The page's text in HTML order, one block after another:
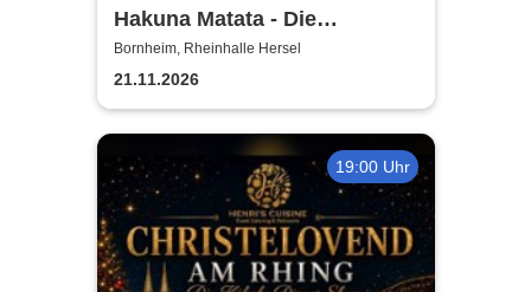
Hakuna Matata - Die
einzigartige große
Kindermusical-Gala
Bornheim, Rheinhalle Hersel
21.11.2026
19:00 Uhr